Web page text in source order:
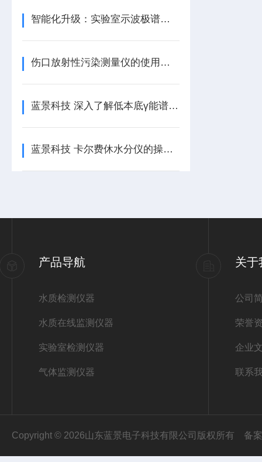
智能化升级：实验室示波极谱仪的技术发展趋势/蓝景科技
伤口放射性污染测量仪的使用方法
蓝景科技 深入了解低本底γ能谱仪：探索放射性核素的奥秘
蓝景科技 卡尔费休水分仪的操作指南与注意事项
产品导航
水质检测仪器
水质在线监测仪器
实验室检测仪器
气体监测仪器
关于
公司
荣誉
企业
联系
Copyright © 2026山东蓝景电子科技有限公司版权所有 备